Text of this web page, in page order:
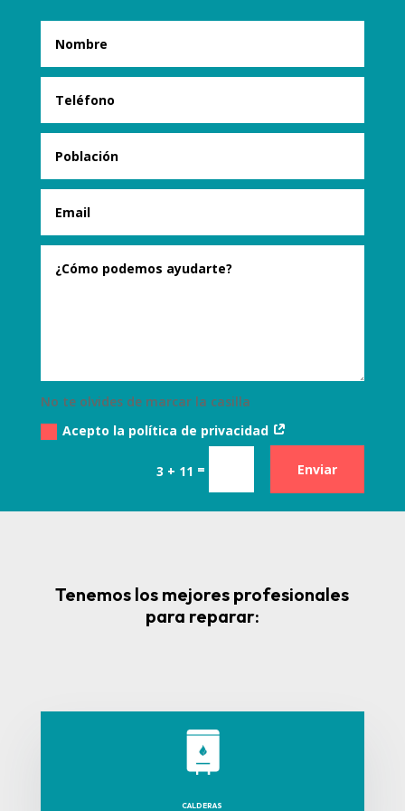
No te olvides de marcar la casilla
Acepto la política de privacidad
3 + 11 = Enviar
Tenemos los mejores profesionales
para reparar:
CALDERAS